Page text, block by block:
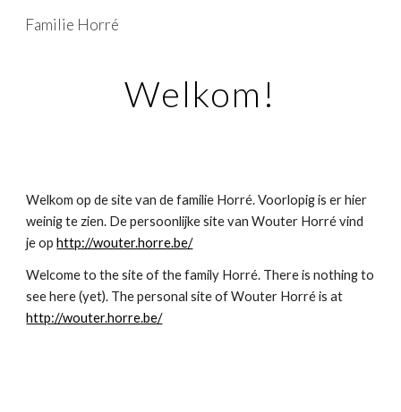
Skip to main content
Familie Horré
Welkom!
Welkom op de site van de familie Horré. Voorlopig is er hier
weinig te zien. De persoonlijke site van Wouter Horré vind
je op http://wouter.horre.be/
Welcome to the site of the family Horré. There is nothing to
http://wouter.horre.be/